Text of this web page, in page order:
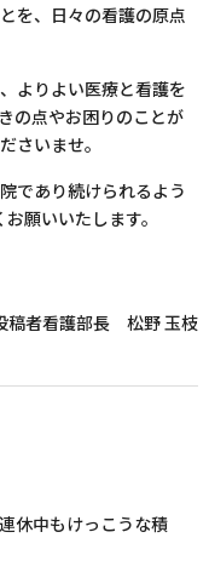
を、日々の看護の原点
よりよい医療と看護を
の点やお困りのことが
さいませ。
であり続けられるよう
願いいたします。
稿者看護部長 松野 玉枝
休中もけっこうな積